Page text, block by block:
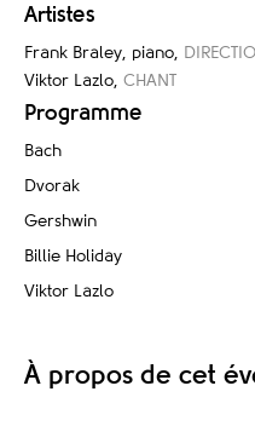
Artistes
Frank Braley, piano,
Viktor Lazlo, CHANT
Programme
Bach
Dvorak
Gershwin
Billie Holiday
Viktor Lazlo
À propos de cet